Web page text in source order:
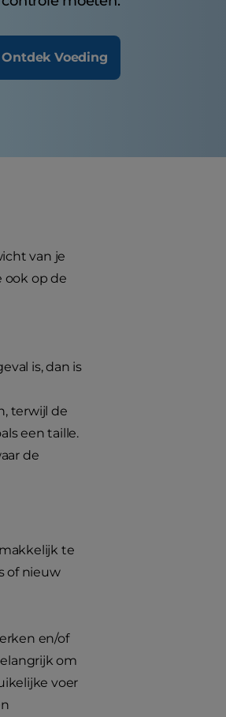
Ontdek Voeding
van je
ook op de
is, dan is
terwijl de
een taille.
de
te
of nieuw
en/of
om
voer